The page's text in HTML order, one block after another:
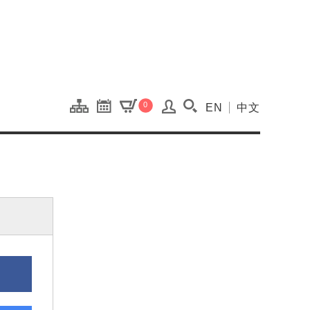
0 搜尋(開啟搜尋視窗)
EN 中文